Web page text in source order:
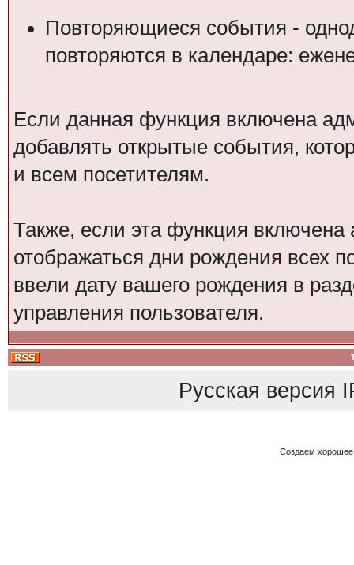
Повторяющиеся события -
повторяются в календаре:
Если данная функция включена
добавлять открытые события,
и всем посетителям.
Также, если эта функция
отображаться дни рождения всех
ввели дату вашего рождения в
управления пользователя.
Русская версия
Создаем